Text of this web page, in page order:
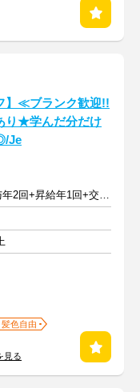
】≪ブランク歓迎!!
り★学んだ分だけ
Je
月給28～45.1万円+賞与年2回+昇給年1回+交通費全額
髪色自由
見る